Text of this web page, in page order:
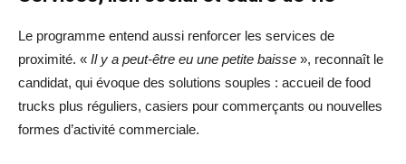
Le programme entend aussi renforcer les services de
proximité. « Il y a peut-être eu une petite baisse », reconnaît le
candidat, qui évoque des solutions souples : accueil de food
trucks plus réguliers, casiers pour commerçants ou nouvelles
formes d’activité commerciale.